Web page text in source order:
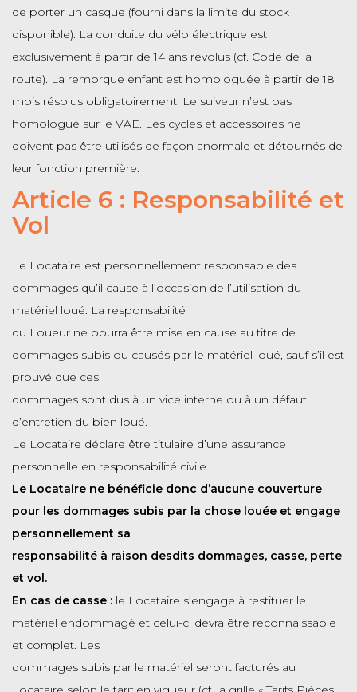
de porter un casque (fourni dans la limite du stock
disponible). La conduite du vélo électrique est
exclusivement à partir de 14 ans révolus (cf. Code de la
route). La remorque enfant est homologuée à partir de 18
mois résolus obligatoirement. Le suiveur n’est pas
homologué sur le VAE. Les cycles et accessoires ne
doivent pas être utilisés de façon anormale et détournés de
leur fonction première.
Article 6 : Responsabilité et
Vol
Le Locataire est personnellement responsable des
dommages qu’il cause à l’occasion de l’utilisation du
matériel loué. La responsabilité
du Loueur ne pourra être mise en cause au titre de
dommages subis ou causés par le matériel loué, sauf s’il est
prouvé que ces
dommages sont dus à un vice interne ou à un défaut
d’entretien du bien loué.
Le Locataire déclare être titulaire d’une assurance
personnelle en responsabilité civile.
Le Locataire ne bénéficie donc d’aucune couverture
pour les dommages subis par la chose louée et engage
personnellement sa
responsabilité à raison desdits dommages, casse, perte
et vol.
En cas de casse : le Locataire s’engage à restituer le
matériel endommagé et celui-ci devra être reconnaissable
et complet. Les
dommages subis par le matériel seront facturés au